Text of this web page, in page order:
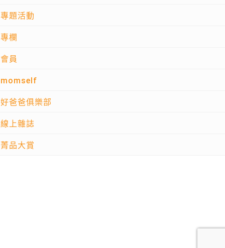
專題活動
專欄
會員
momself
好爸爸俱樂部
線上雜誌
菁品大賞